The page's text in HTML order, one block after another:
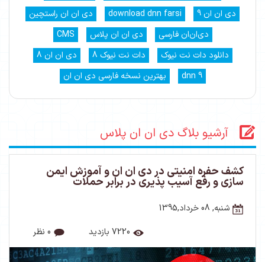
دی ان ان 9
download dnn farsi
دی ان ان راستچین
دی‌ان‌ان فارسی
دی ان ان پلاس
CMS
دانلود دات نت نیوک
دات نت نیوک 8
دی ان ان 8
dnn 9
بهترین نسخه فارسی دی ان ان
آرشیو بلاگ دی ان ان پلاس
کشف حفره امنیتی در دی ان ان و آموزش ایمن
سازی و رفع آسیب پذیری در برابر حملات
شنبه, 08 خرداد,1395